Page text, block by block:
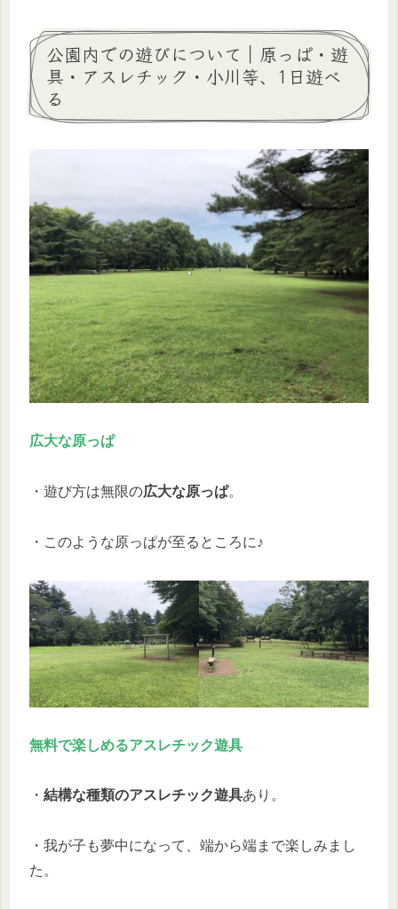
公園内での遊びについて｜原っぱ・遊
具・アスレチック・小川等、1日遊べ
る
広大な原っぱ
・遊び方は無限の広大な原っぱ。
・このような原っぱが至るところに♪
無料で楽しめるアスレチック遊具
・ 結構な種類のアスレチック遊具あり。
・我が子も夢中になって、端から端まで楽しみまし
た。